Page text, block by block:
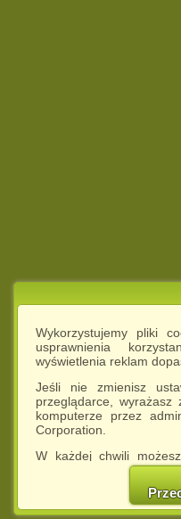
Wykorzystujemy pliki
usprawnienia
wyświetlenia reklam
Jeśli nie zmienisz
przeglądarce,
komputerze przez
Corporation.
W każdej chwili
cookies w swojej
w naszej
http://chomikuj.pl/